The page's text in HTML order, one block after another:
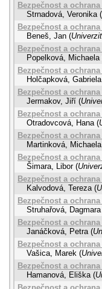
Bezpečnost a
Strnadová, Veronika (
Bezpečnost a
Beneš, Jan (
Bezpečnost a
Popelková, Michaela
Bezpečnost a
Holčapková, Gabriela
Bezpečnost a
Jermakov, Jiří (
Bezpečnost a
Otradovcová, Hana (
Bezpečnost a
Martinková, Michaela
Bezpečnost a
Šimara, Libor (
Bezpečnost a
Kalvodová, Tereza (
Bezpečnost a
Struhařová, Dagmara
Bezpečnost a
Janáčková, Petra (
Bezpečnost a
Vašica, Marek (
Bezpečnost a
Hamanová, Eliška (